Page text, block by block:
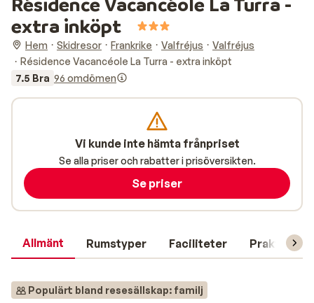
extra inköpt
Hem Skidresor Frankrike Valfréjus
Valfréjus
Résidence Vacancéole La Turra - extra inköpt
7.5 Bra 96 omdömen
Allmänt Rumstyper Faciliteter Praktisk
Populärt bland resesällskap: familj
Vi kunde inte hämta frånpriset
Se alla priser och rabatter i prisöversikten.
Se priser